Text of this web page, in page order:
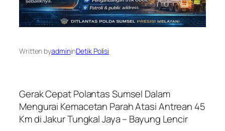
Written byadmininDetik Polisi
Gerak Cepat Polantas Sumsel Dalam
Mengurai Kemacetan Parah Atasi Antrean 45
Km di Jakur Tungkal Jaya – Bayung Lencir